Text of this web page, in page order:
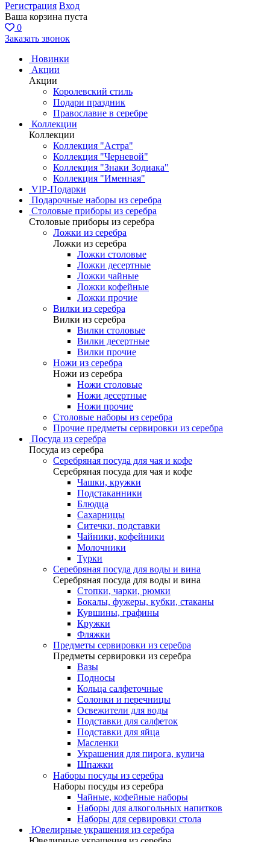
Регистрация Вход
Ваша корзина пуста
0
Заказать звонок
Новинки
Акции
Акции
Королевский стиль
Подари праздник
Православие в серебре
Коллекции
Коллекции
Коллекция "Астра"
Коллекция "Черневой"
Коллекция "Знаки Зодиака"
Коллекция "Именная"
VIP-Подарки
Подарочные наборы из серебра
Столовые приборы из серебра
Столовые приборы из серебра
Ложки из серебра
Ложки из серебра
Ложки столовые
Ложки десертные
Ложки чайные
Ложки кофейные
Ложки прочие
Вилки из серебра
Вилки из серебра
Вилки столовые
Вилки десертные
Вилки прочие
Ножи из серебра
Ножи из серебра
Ножи столовые
Ножи десертные
Ножи прочие
Столовые наборы из серебра
Прочие предметы сервировки из серебра
Посуда из серебра
Посуда из серебра
Серебряная посуда для чая и кофе
Серебряная посуда для чая и кофе
Чашки, кружки
Подстаканники
Блюдца
Сахарницы
Ситечки, подставки
Чайники, кофейники
Молочники
Турки
Серебряная посуда для воды и вина
Серебряная посуда для воды и вина
Стопки, чарки, рюмки
Бокалы, фужеры, кубки, стаканы
Кувшины, графины
Кружки
Фляжки
Предметы сервировки из серебра
Предметы сервировки из серебра
Вазы
Подносы
Кольца салфеточные
Солонки и перечницы
Освежители для воды
Подставки для салфеток
Подставки для яйца
Масленки
Украшения для пирога, кулича
Шпажки
Наборы посуды из серебра
Наборы посуды из серебра
Чайные, кофейные наборы
Наборы для алкогольных напитков
Наборы для сервировки стола
Ювелирные украшения из серебра